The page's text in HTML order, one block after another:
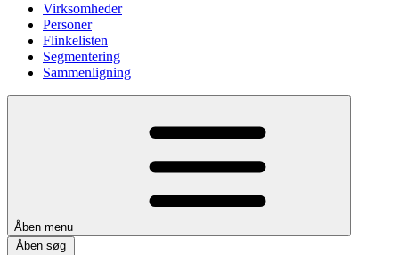
Virksomheder
Personer
Flinkelisten
Segmentering
Sammenligning
Åben menu
Åben søg